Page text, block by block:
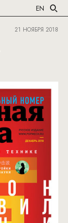
EN
21 НОЯБРЯ 2018